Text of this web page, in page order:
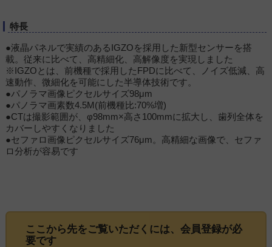
特長
●液晶パネルで実績のあるIGZOを採用した新型センサーを搭
載。従来に比べて、高精細化、高解像度を実現しました
※IGZOとは、前機種で採用したFPDに比べて、ノイズ低減、高
速動作、微細化を可能にした半導体技術です。
●パノラマ画像ピクセルサイズ98μm
●パノラマ画素数4.5M(前機種比:70%増)
●CTは撮影範囲が、φ98mm×高さ100mmに拡大し、歯列全体を
カバーしやすくなりました
●セファロ画像ピクセルサイズ76μm。高精細な画像で、セファ
ロ分析が容易です
ここから先をご覧いただくには、 会員登録が必
要です